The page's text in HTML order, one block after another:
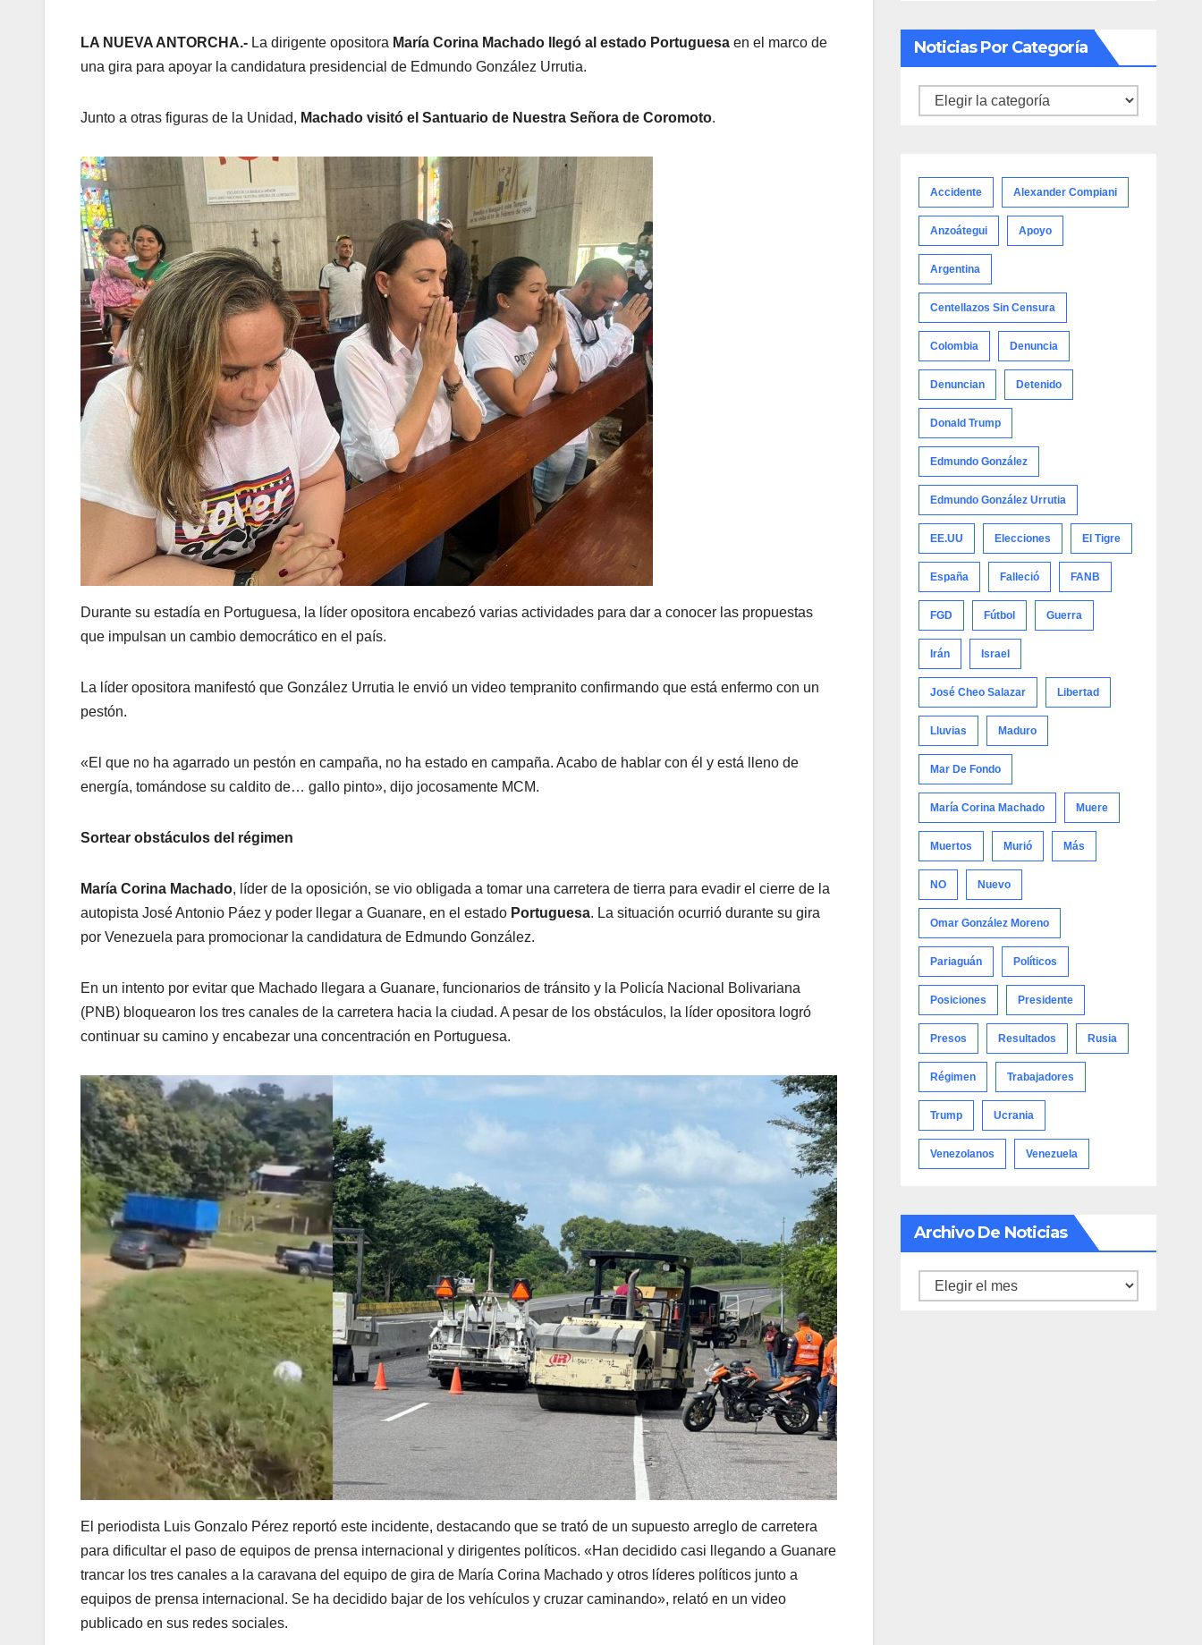
LA NUEVA ANTORCHA.- La dirigente opositora María Corina Machado llegó al estado Portuguesa en el marco de
una gira para apoyar la candidatura presidencial de Edmundo González Urrutia.
Junto a otras figuras de la Unidad, Machado visitó el Santuario de Nuestra Señora de Coromoto.
Durante su estadía en Portuguesa, la líder opositora encabezó varias actividades para dar a conocer las propuestas
que impulsan un cambio democrático en el país.
La líder opositora manifestó que González Urrutia le envió un video tempranito confirmando que está enfermo con un
pestón.
«El que no ha agarrado un pestón en campaña, no ha estado en campaña. Acabo de hablar con él y está lleno de
energía, tomándose su caldito de… gallo pinto», dijo jocosamente MCM.
Sortear obstáculos del régimen
María Corina Machado, líder de la oposición, se vio obligada a tomar una carretera de tierra para evadir el cierre de la
autopista José Antonio Páez y poder llegar a Guanare, en el estado Portuguesa. La situación ocurrió durante su gira
por Venezuela para promocionar la candidatura de Edmundo González.
En un intento por evitar que Machado llegara a Guanare, funcionarios de tránsito y la Policía Nacional Bolivariana
(PNB) bloquearon los tres canales de la carretera hacia la ciudad. A pesar de los obstáculos, la líder opositora logró
continuar su camino y encabezar una concentración en Portuguesa.
El periodista Luis Gonzalo Pérez reportó este incidente, destacando que se trató de un supuesto arreglo de carretera
para dificultar el paso de equipos de prensa internacional y dirigentes políticos. «Han decidido casi llegando a Guanare
trancar los tres canales a la caravana del equipo de gira de María Corina Machado y otros líderes políticos junto a
equipos de prensa internacional. Se ha decidido bajar de los vehículos y cruzar caminando», relató en un video
publicado en sus redes sociales.
Noticias Por Categoría
Noticias
Accidente Alexander Compiani
Anzoátegui Apoyo
Argentina
Centellazos Sin Censura
Colombia Denuncia
Denuncian Detenido
Donald Trump
Edmundo González
Edmundo González Urrutia
EE.UU Elecciones El Tigre
España Falleció FANB
FGD Fútbol Guerra
Irán Israel
José Cheo Salazar Libertad
Lluvias Maduro
Mar De Fondo
María Corina Machado Muere
Muertos Murió Más
NO Nuevo
Omar González Moreno
Pariaguán Políticos
Posiciones Presidente
Presos Resultados Rusia
Régimen Trabajadores
Trump Ucrania
Venezolanos Venezuela
Archivo De Noticias
Archivo